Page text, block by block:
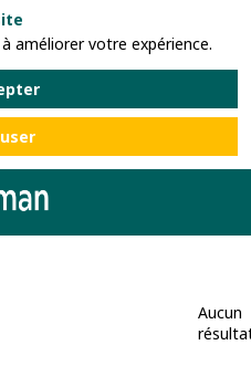
Aucun
améliorer votre expérience.